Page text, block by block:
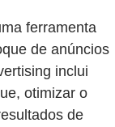
ferramenta
de anúncios
inclui
otimizar o
de